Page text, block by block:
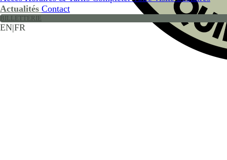
Actualités Contact
BILLETTERIE
EN|FR